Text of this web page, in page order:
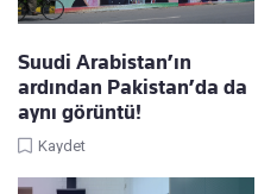
Suudi Arabistan’ın
ardından Pakistan’da da
aynı görüntü!
Kaydet